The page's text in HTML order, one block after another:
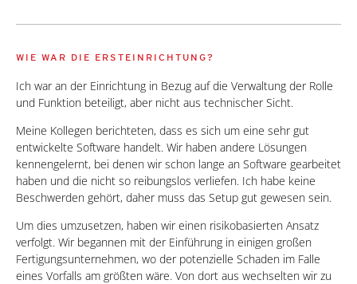
WIE WAR DIE ERSTEINRICHTUNG?
Ich war an der Einrichtung in Bezug auf die Verwaltung der Rolle
und Funktion beteiligt, aber nicht aus technischer Sicht.
Meine Kollegen berichteten, dass es sich um eine sehr gut
entwickelte Software handelt. Wir haben andere Lösungen
kennengelernt, bei denen wir schon lange an Software gearbeitet
haben und die nicht so reibungslos verliefen. Ich habe keine
Beschwerden gehört, daher muss das Setup gut gewesen sein.
Um dies umzusetzen, haben wir einen risikobasierten Ansatz
verfolgt. Wir begannen mit der Einführung in einigen großen
Fertigungsunternehmen, wo der potenzielle Schaden im Falle
eines Vorfalls am größten wäre. Von dort aus wechselten wir zu